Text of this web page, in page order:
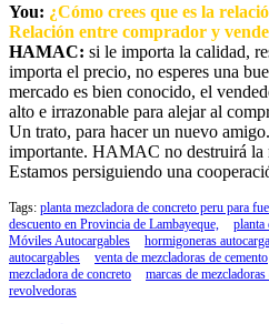
You: ¿Cómo crees que es la
Relación entre comprador y
HAMAC: si le importa la calidad,
importa el precio, no esperes una
mercado es bien conocido, el
alto e irrazonable para alejar al
Un trato, para hacer un nuevo
importante. HAMAC no destruirá la
Estamos persiguiendo una
Tags: planta mezcladora de concreto peru para
descuento en Provincia de Lambayeque,
planta
Móviles Autocargables
hormigoneras
autocargables
venta de mezcladoras de cemento
mezcladora de concreto
marcas de
revolvedoras